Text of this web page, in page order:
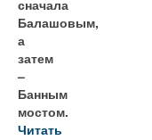
сначала
Балашовым,
а
затем
–
Банным
мостом.
Читать